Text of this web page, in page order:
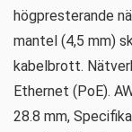
högpresterande
mantel (4,5 mm)
kabelbrott.
Ethernet (PoE).
28.8 mm,